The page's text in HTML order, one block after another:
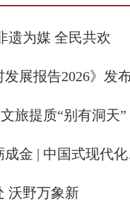
遗为媒 全民共欢
发展报告2026》发
旅提质“别有洞天”
| 中国式现代化的县域实践
沃野万象新